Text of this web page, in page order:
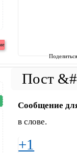
Сообщение
в слове.
+1